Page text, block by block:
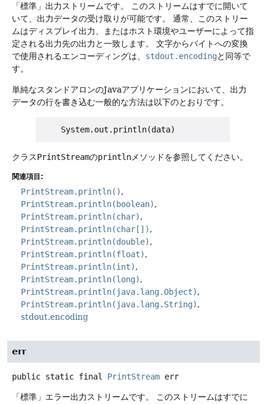
「標準」出力ストリームです。
このストリームはすでに開いて
いて、出力データの受け取りが可能です。
通常、このストリー
ムはディスプレイ出力、またはホスト環境やユーザーによって指
定される出力先の出力と一致します。
文字からバイトへの変換
で使用されるエンコーディングは、 stdout.encodingと同等で
す。
単純なスタンドアロンのJavaアプリケーションにおいて、出力
データの行を書き込む一般的な方法は以下のとおりです。
クラスPrintStreamのprintln メソッドを参照してください。
関連項目:
PrintStream.println()
PrintStream.println(boolean)
PrintStream.println(char)
PrintStream.println(char[])
PrintStream.println(double)
PrintStream.println(float)
PrintStream.println(int)
PrintStream.println(long)
PrintStream.println(java.lang.Object)
PrintStream.println(java.lang.String)
stdout.encoding
err
public static final PrintStream err
「標準」エラー出力ストリームです。
このストリームはすでに